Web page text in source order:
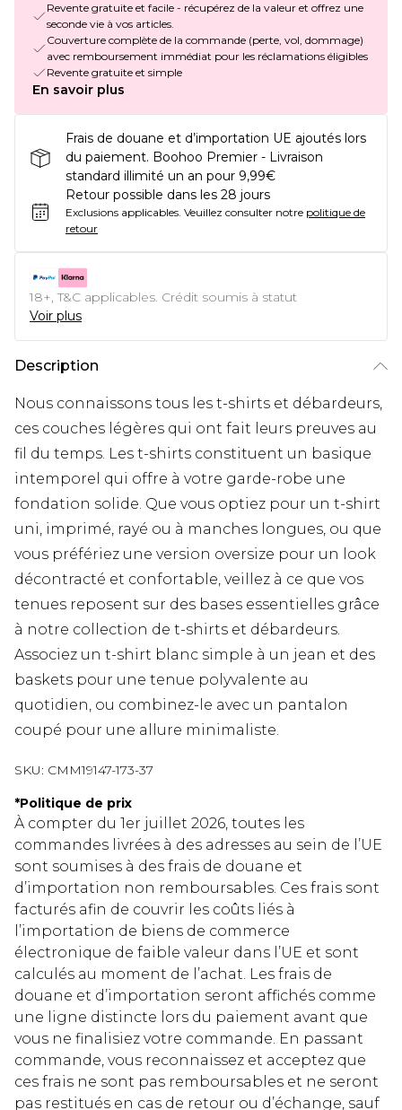
Revente gratuite et facile - récupérez de la valeur et offrez une
seconde vie à vos articles.
Couverture complète de la commande (perte, vol, dommage)
avec remboursement immédiat pour les réclamations éligibles
Revente gratuite et simple
En savoir plus
Frais de douane et d’importation UE ajoutés lors
du paiement. Boohoo Premier - Livraison
standard illimité un an pour 9,99€
Retour possible dans les 28 jours
Exclusions applicables. Veuillez consulter notre politique de
retour
18+, T&C applicables. Crédit soumis à statut
Voir plus
Description
Nous connaissons tous les t-shirts et débardeurs,
ces couches légères qui ont fait leurs preuves au
fil du temps. Les t-shirts constituent un basique
intemporel qui offre à votre garde-robe une
fondation solide. Que vous optiez pour un t-shirt
uni, imprimé, rayé ou à manches longues, ou que
vous préfériez une version oversize pour un look
décontracté et confortable, veillez à ce que vos
tenues reposent sur des bases essentielles grâce
à notre collection de t-shirts et débardeurs.
Associez un t-shirt blanc simple à un jean et des
baskets pour une tenue polyvalente au
quotidien, ou combinez-le avec un pantalon
coupé pour une allure minimaliste.
SKU: CMM19147-173-37
*Politique de prix
À compter du 1er juillet 2026, toutes les
commandes livrées à des adresses au sein de l’UE
sont soumises à des frais de douane et
d’importation non remboursables. Ces frais sont
facturés afin de couvrir les coûts liés à
l’importation de biens de commerce
électronique de faible valeur dans l’UE et sont
calculés au moment de l’achat. Les frais de
douane et d’importation seront affichés comme
une ligne distincte lors du paiement avant que
vous ne finalisiez votre commande. En passant
commande, vous reconnaissez et acceptez que
ces frais ne sont pas remboursables et ne seront
pas restitués en cas de retour ou d’échange, sauf